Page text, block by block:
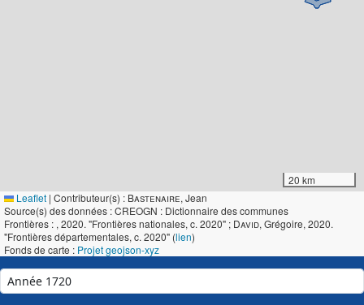
20 km
Leaflet | Contributeur(s) : Bastenaire, Jean
Source(s) des données : CREOGN : Dictionnaire des communes
Frontières : , 2020. "Frontières nationales, c. 2020" ; David, Grégoire, 2020.
"Frontières départementales, c. 2020" (lien)
Fonds de carte : Projet geojson-xyz